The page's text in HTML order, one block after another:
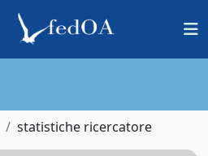
statistiche ricercatore